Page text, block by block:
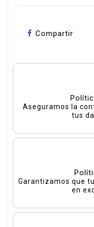
Compartir
Aseguramos la
tus
Garantizamos que
en